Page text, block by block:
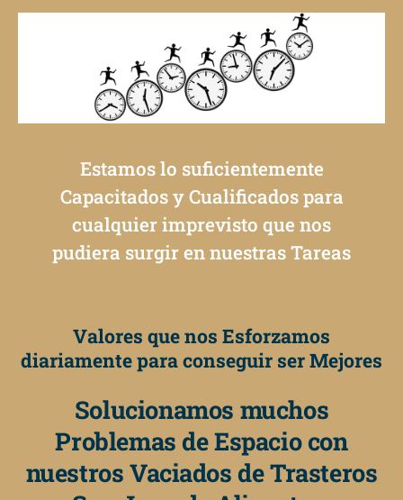
Estamos lo suficientemente
Capacitados y Cualificados para
cualquier imprevisto que nos
pudiera surgir en nuestras Tareas
Valores que nos Esforzamos
diariamente para conseguir ser Mejores
Solucionamos muchos
Problemas de Espacio con
nuestros Vaciados de Trasteros